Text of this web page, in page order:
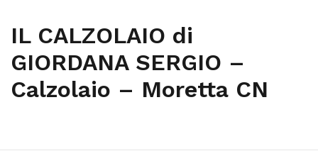
IL CALZOLAIO di
GIORDANA SERGIO –
Calzolaio – Moretta CN